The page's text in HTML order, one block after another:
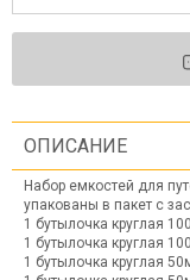
ОПИСАНИЕ
Набор емкостей для
упакованы в пакет с
1 бутылочка круглая
1 бутылочка круглая
1 бутылочка круглая